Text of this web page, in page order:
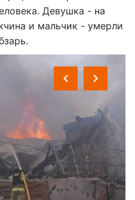
Девушка - на
и мальчик - умерли